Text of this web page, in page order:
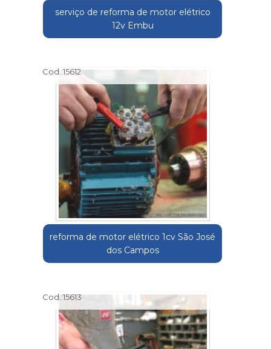
serviço de reforma de motor elétrico
12v Embu
Cod.:15612
reforma de motor elétrico 1cv São José
dos Campos
Cod.:15613